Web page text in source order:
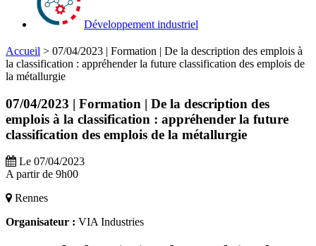
Développement industriel
Accueil > 07/04/2023 | Formation | De la description des emplois à
la classification : appréhender la future classification des emplois de
la métallurgie
07/04/2023 | Formation | De la description des
emplois à la classification : appréhender la future
classification des emplois de la métallurgie
Le 07/04/2023
A partir de 9h00
Rennes
Organisateur : VIA Industries